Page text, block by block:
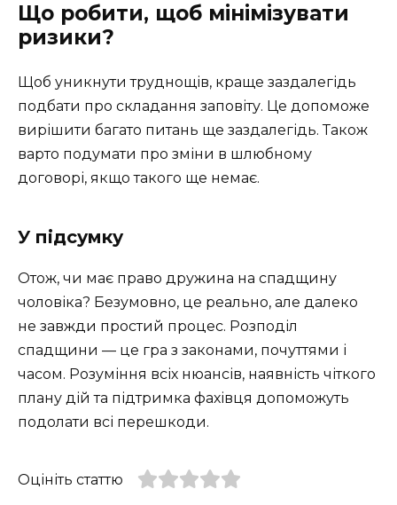
Що робити, щоб мінімізувати
ризики?
Щоб уникнути труднощів, краще заздалегідь
подбати про складання заповіту. Це допоможе
вирішити багато питань ще заздалегідь. Також
варто подумати про зміни в шлюбному
договорі, якщо такого ще немає.
У підсумку
Отож, чи має право дружина на спадщину
чоловіка? Безумовно, це реально, але далеко
не завжди простий процес. Розподіл
спадщини — це гра з законами, почуттями і
часом. Розуміння всіх нюансів, наявність чіткого
плану дій та підтримка фахівця допоможуть
подолати всі перешкоди.
Оцініть статтю